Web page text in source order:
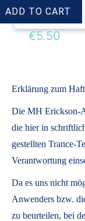
Revenstorf
€5.50
Erklärung zum
Die MH Erickson-
die hier in
gestellten Trance-
Verantwortung
Da es uns nicht
Anwenders bzw.
zu beurteilen, bei